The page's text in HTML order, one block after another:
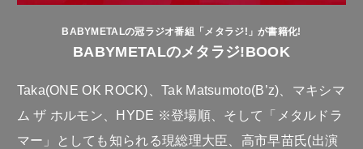
BABYMETALの冠ラジオ番組「メタラジ!」が書籍化!
BABYMETALのメタラジ!BOOK
Taka(ONE OK ROCK)、Tak Matsumoto(B’z)、マキシマ
ム ザ ホルモン、HYDE ※登場順、そして「メタルドラ
マー」としても知られる現総理大臣、高市早苗氏(出演